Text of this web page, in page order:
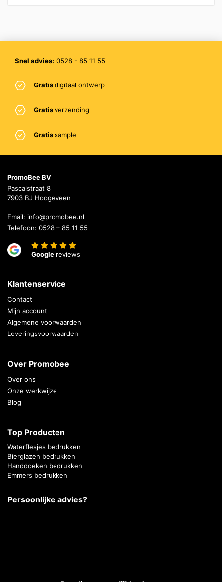
Snel advies: 0528 - 85 11 55
Gratisdigitaal ontwerp
Gratisverzending
Gratissample
PromoBee BV
Pascalstraat 8
7903 BJ Hoogeveen
Email: info@promobee.nl
Telefoon: 0528 – 85 11 55
Google reviews
Klantenservice
Contact
Mijn account
Algemene voorwaarden
Leveringsvoorwaarden
Over Promobee
Over ons
Onze werkwijze
Blog
Top Producten
Waterflesjes bedrukken
Bierglazen bedrukken
Handdoeken bedrukken
Emmers bedrukken
Persoonlijke advies?